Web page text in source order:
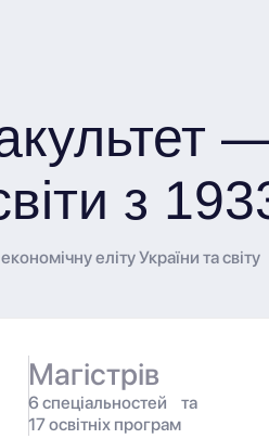
з
еліту України та світу
Магістрів
6 спеціальностей та
17 освітніх програм